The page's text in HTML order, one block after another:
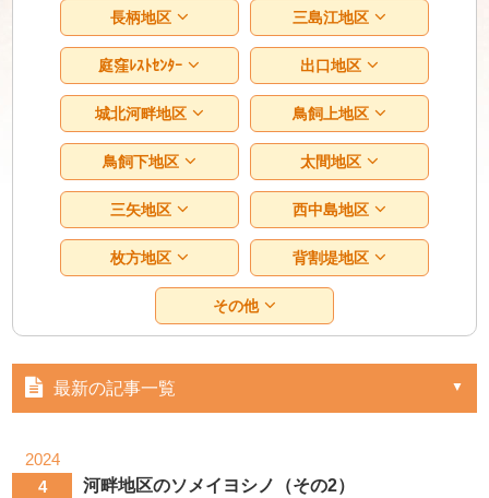
長柄地区 三島江地区
庭窪ﾚｽﾄｾﾝﾀｰ 出口地区
城北河畔地区 鳥飼上地区
鳥飼下地区 太間地区
三矢地区 西中島地区
枚方地区 背割堤地区
その他
最新の記事一覧
2024
4
河畔地区のソメイヨシノ（その2）